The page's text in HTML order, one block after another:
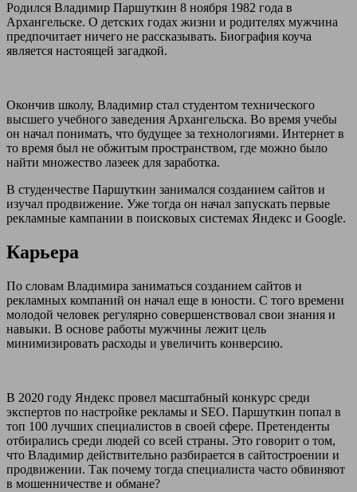
Родился Владимир Паршуткин 8 ноября 1982 года в
Архангельске. О детских годах жизни и родителях мужчина
предпочитает ничего не рассказывать. Биография коуча
является настоящей загадкой.
Окончив школу, Владимир стал студентом технического
высшего учебного заведения Архангельска. Во время учебы
он начал понимать, что будущее за технологиями. Интернет в
то время был не обжитым пространством, где можно было
найти множество лазеек для заработка.
В студенчестве Паршуткин занимался созданием сайтов и
изучал продвижение. Уже тогда он начал запускать первые
рекламные кампании в поисковых системах Яндекс и Google.
Карьера
По словам Владимира заниматься созданием сайтов и
рекламных компаний он начал еще в юности. С того времени
молодой человек регулярно совершенствовал свои знания и
навыки. В основе работы мужчины лежит цель
минимизировать расходы и увеличить конверсию.
В 2020 году Яндекс провел масштабный конкурс среди
экспертов по настройке рекламы и SEO. Паршуткин попал в
топ 100 лучших специалистов в своей сфере. Претенденты
отбирались среди людей со всей страны. Это говорит о том,
что Владимир действительно разбирается в сайтостроении и
продвижении. Так почему тогда специалиста часто обвиняют
в мошенничестве и обмане?